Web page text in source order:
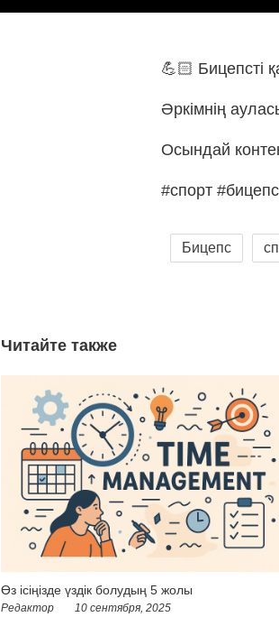
💪🏻 Бицепсті
Әркімнің
Осындай
#спорт
Бицепс
Читайте также
Өз ісіңізде үздік болудың 5 жолы
Редактор 10 сентября, 2025